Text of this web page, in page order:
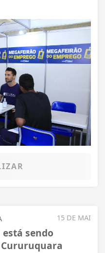
15 DE MAI
sendo